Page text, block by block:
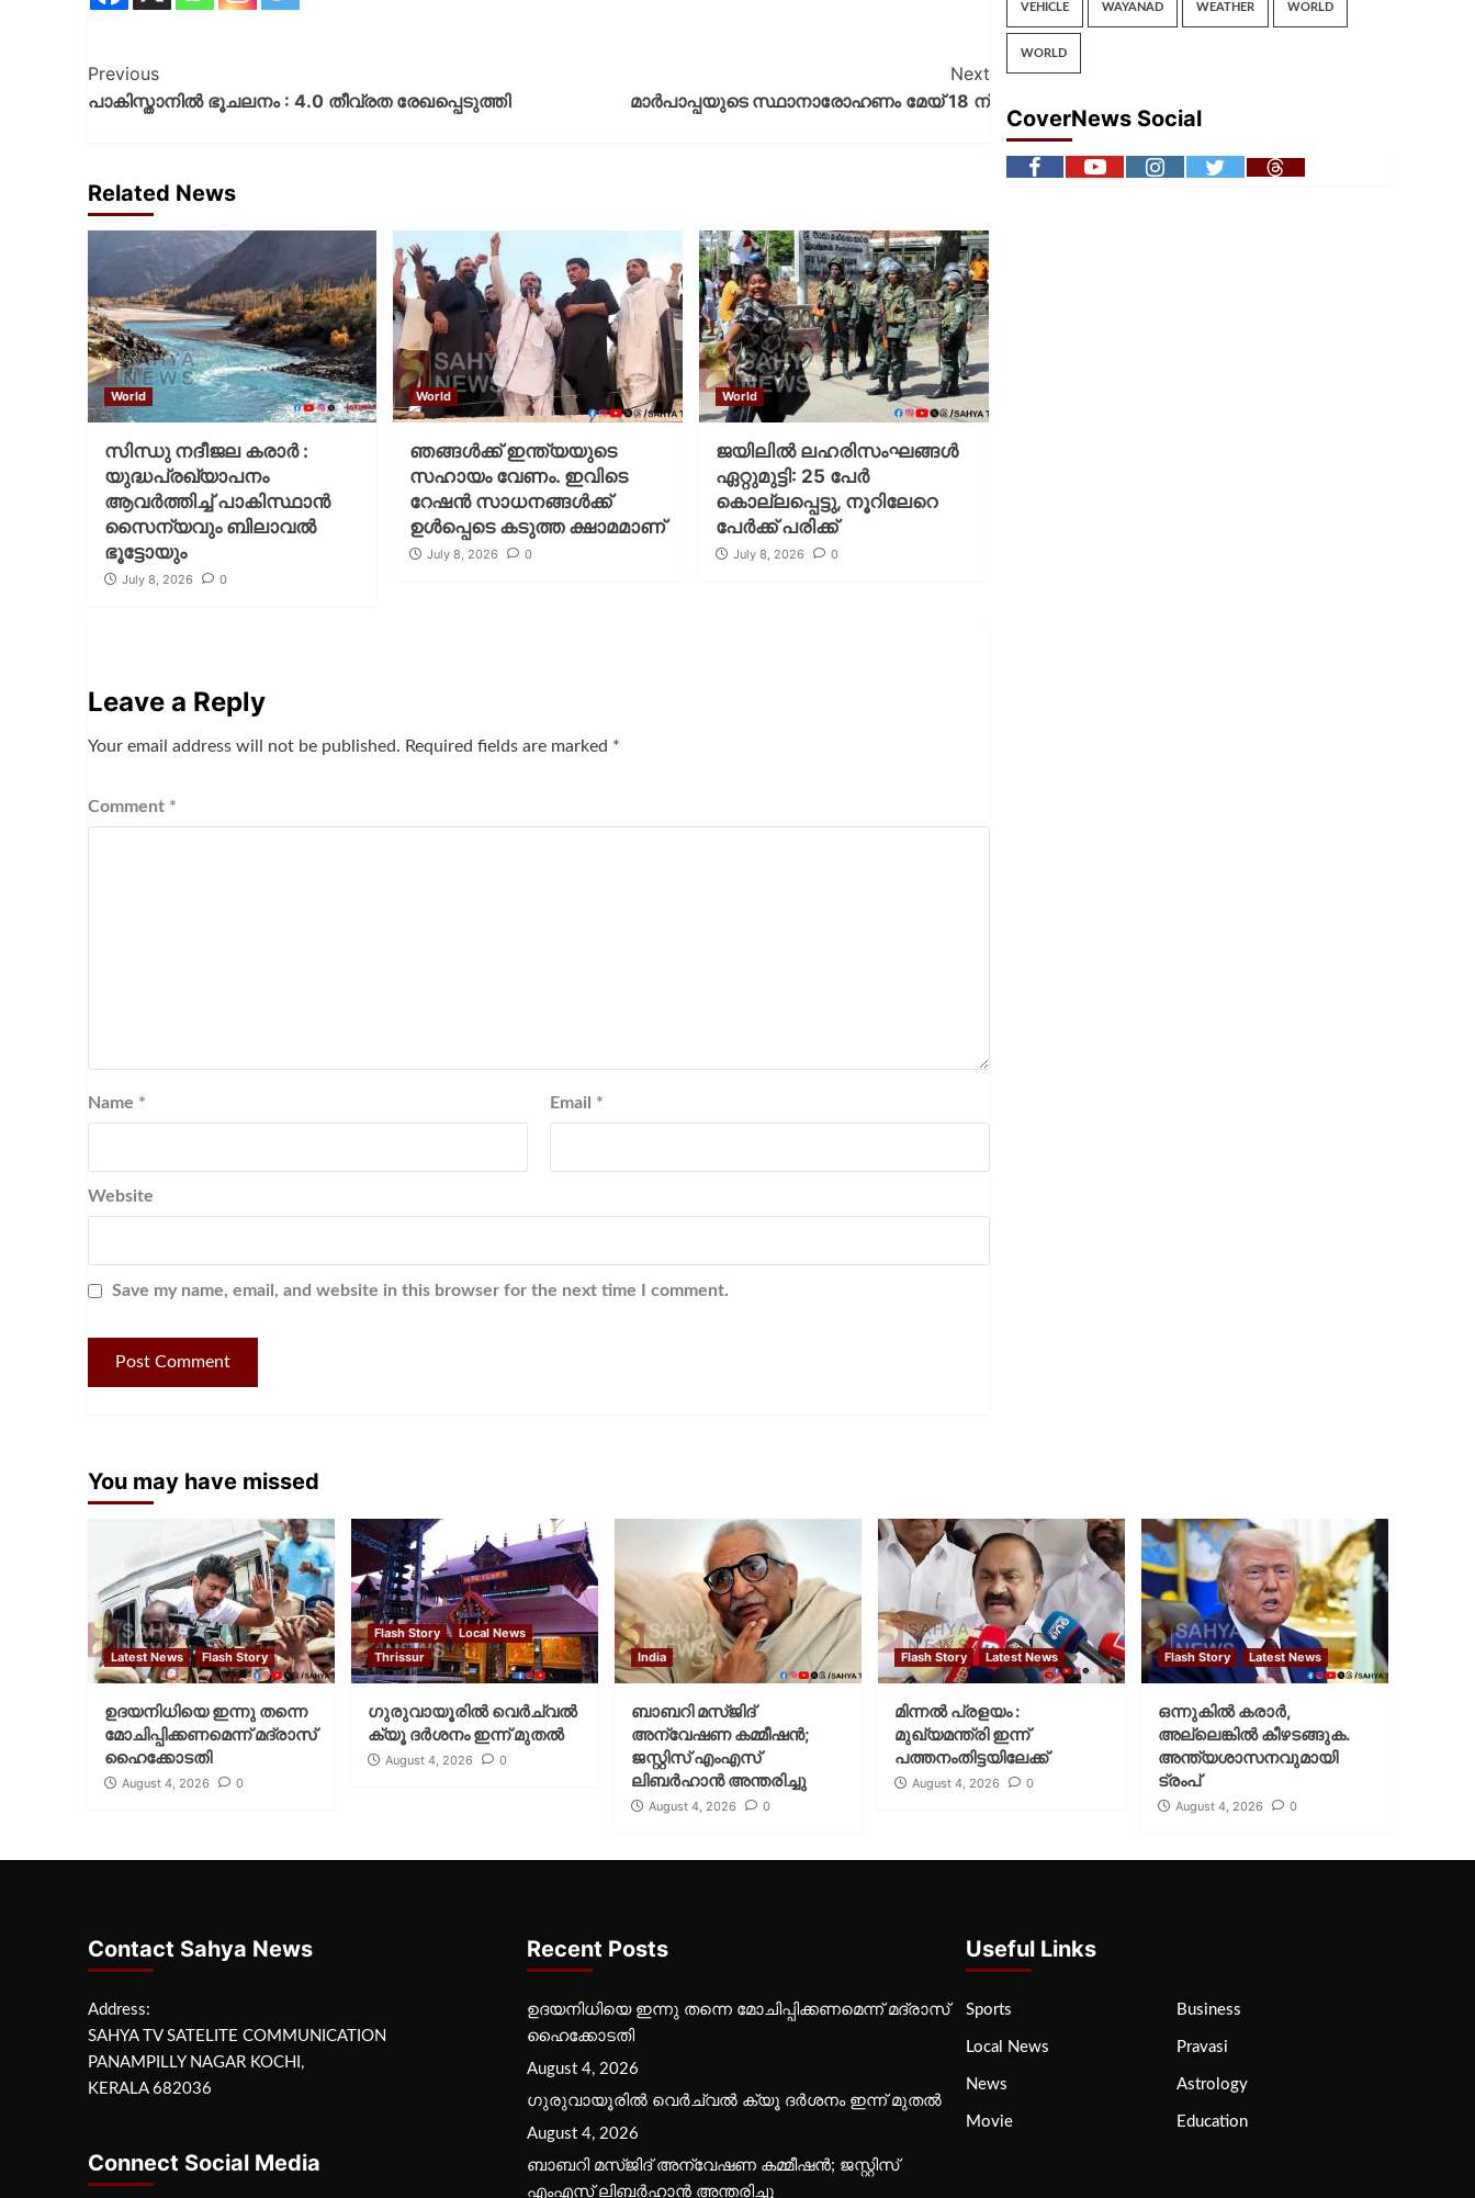
Previous
പാകിസ്താനില്‍ ഭൂചലനം : 4.0 തീവ്രത രേഖപ്പെടുത്തി
Next
മാർപാപ്പയുടെ സ്ഥാനാരോഹണം മേയ് 18 ന്
Related News
World
സിന്ധു നദീജല കരാർ :
യുദ്ധപ്രഖ്യാപനം
ആവര്‍ത്തിച്ച് പാകിസ്ഥാന്‍
സൈന്യവും ബിലാവൽ
ഭൂട്ടോയും
July 8, 2026 0
World
ഞങ്ങള്‍ക്ക് ഇന്ത്യയുടെ
സഹായം വേണം. ഇവിടെ
റേഷന്‍ സാധനങ്ങള്‍ക്ക്
ഉള്‍പ്പെടെ കടുത്ത ക്ഷാമമാണ്
July 8, 2026 0
World
ജയിലില്‍ ലഹരിസംഘങ്ങള്‍
ഏറ്റുമുട്ടി: 25 പേര്‍
കൊല്ലപ്പെട്ടു, നൂറിലേറെ
പേര്‍ക്ക് പരിക്ക്
July 8, 2026 0
Leave a Reply
Your email address will not be published. Required fields are marked *
Comment *
Name * Email *
Website
Save my name, email, and website in this browser for the next time I comment.
VEHICLE WAYANAD WEATHER WORLD
WORLD
CoverNews Social
You may have missed
Latest News Flash Story
ഉദയനിധിയെ ഇന്നു തന്നെ
മോചിപ്പിക്കണമെന്ന് മദ്രാസ്
ഹൈക്കോടതി
August 4, 2026 0
Flash Story
Local News
Thrissur
ഗുരുവായൂരില്‍ വെര്‍ച്വല്‍
ക്യൂ ദര്‍ശനം ഇന്ന് മുതല്‍
August 4, 2026 0
India
ബാബറി മസ്ജിദ്
അന്വേഷണ കമ്മീഷന്‍;
ജസ്റ്റിസ് എംഎസ്
ലിബര്‍ഹാന്‍ അന്തരിച്ചു
August 4, 2026 0
Flash Story Latest News
മിന്നല്‍ പ്രളയം :
മുഖ്യമന്ത്രി ഇന്ന്
പത്തനംതിട്ടയിലേക്ക്
August 4, 2026 0
Flash Story Latest News
ഒന്നുകില്‍ കരാര്‍,
അല്ലെങ്കില്‍ കീഴടങ്ങുക.
അന്ത്യശാസനവുമായി
ട്രംപ്
August 4, 2026 0
Contact Sahya News
Address:
SAHYA TV SATELITE COMMUNICATION
PANAMPILLY NAGAR KOCHI,
KERALA 682036
Connect Social Media
Recent Posts
ഉദയനിധിയെ ഇന്നു തന്നെ മോചിപ്പിക്കണമെന്ന് മദ്രാസ്
ഹൈക്കോടതി
August 4, 2026
ഗുരുവായൂരില്‍ വെര്‍ച്വല്‍ ക്യൂ ദര്‍ശനം ഇന്ന് മുതല്‍
August 4, 2026
ബാബറി മസ്ജിദ് അന്വേഷണ കമ്മീഷന്‍; ജസ്റ്റിസ്
എംഎസ് ലിബര്‍ഹാന്‍ അന്തരിച്ചു
Useful Links
Sports Business
Local News Pravasi
News Astrology
Movie Education